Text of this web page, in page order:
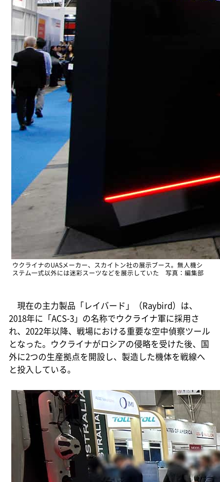
ウクライナのUASメーカー、スカイトン社の展示ブース。無人機シ
ステム一式以外には迷彩スーツなどを展示していた 写真：編集部
現在の主力製品「レイバード」（Raybird）は、
2018年に「ACS-3」の名称でウクライナ軍に採用さ
れ、2022年以降、戦場における重要な空中偵察ツール
となった。ウクライナがロシアの侵略を受けた後、国
外に2つの生産拠点を開設し、製造した機体を戦線へ
と投入している。